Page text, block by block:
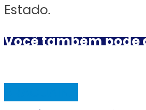
Estado.
Você também pode